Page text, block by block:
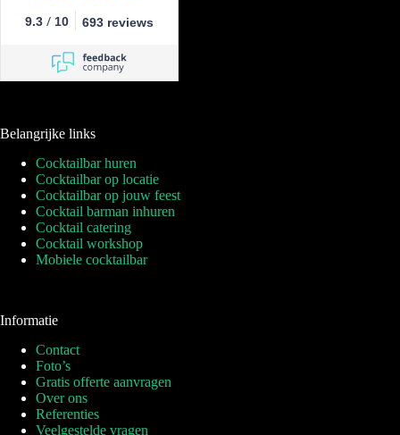
9.3 / 10 693 reviews
Belangrijke links
Cocktailbar huren
Cocktailbar op locatie
Cocktailbar op jouw feest
Cocktail barman inhuren
Cocktail catering
Cocktail workshop
Mobiele cocktailbar
Informatie
Contact
Foto’s
Gratis offerte aanvragen
Over ons
Referenties
Veelgestelde vragen